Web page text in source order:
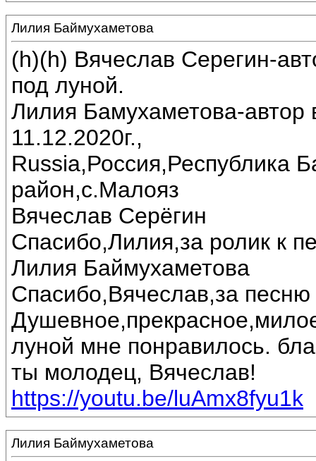
Лилия Баймухаметова
(h)(h) Вячеслав Серегин-
под луной.
Лилия Бамухаметова-автор
11.12.2020г.,
Russia,Россия,Республика
район,с.Малояз
Вячеслав Серёгин
Спасибо,Лилия,за ролик к
Лилия Баймухаметова
Спасибо,Вячеслав,за песню
луной мне понравилось.
ты молодец, Вячеслав!
https://youtu.be/luAmx8fyu1k
Лилия Баймухаметова